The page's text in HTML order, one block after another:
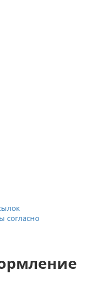
согласно